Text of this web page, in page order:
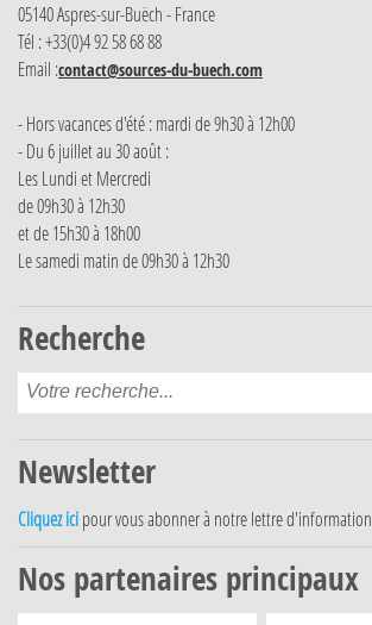
05140 Aspres-sur-Buëch - France
Tél : +33(0)4 92 58 68 88
Email :contact@sources-du-buech.com
- Hors vacances d'été : mardi de 9h30 à 12h00
- Du 6 juillet au 30 août :
Les Lundi et Mercredi
de 09h30 à 12h30
et de 15h30 à 18h00
Le samedi matin de 09h30 à 12h30
Recherche
Newsletter
Cliquez ici pour vous abonner à notre lettre d'information
Nos partenaires principaux